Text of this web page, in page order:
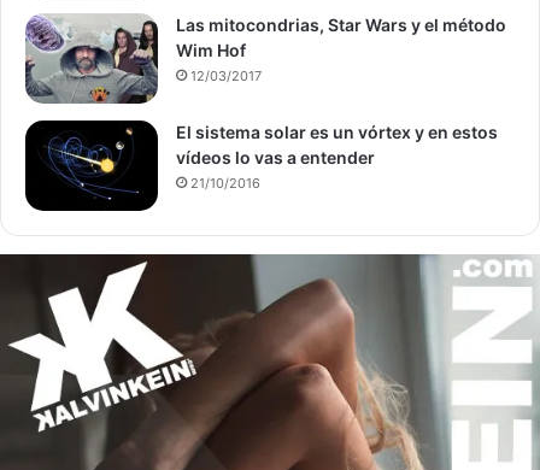
Las mitocondrias, Star Wars y el método
Wim Hof
12/03/2017
El sistema solar es un vórtex y en estos
vídeos lo vas a entender
21/10/2016